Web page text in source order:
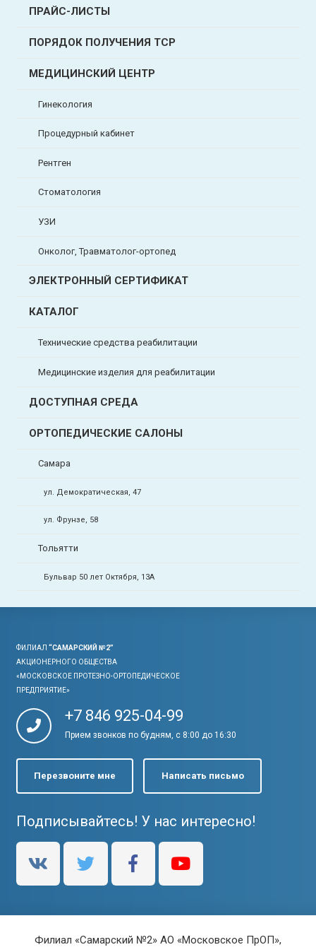
ПРАЙС-ЛИСТЫ
ПОРЯДОК ПОЛУЧЕНИЯ ТСР
МЕДИЦИНСКИЙ ЦЕНТР
Гинекология
Процедурный кабинет
Рентген
Стоматология
УЗИ
Онколог, Травматолог-ортопед
ЭЛЕКТРОННЫЙ СЕРТИФИКАТ
КАТАЛОГ
Технические средства реабилитации
Медицинские изделия для реабилитации
ДОСТУПНАЯ СРЕДА
ОРТОПЕДИЧЕСКИЕ САЛОНЫ
Самара
ул. Демократическая, 47
ул. Фрунзе, 58
Тольятти
Бульвар 50 лет Октября, 13А
ФИЛИАЛ
“САМАРСКИЙ №2”
АКЦИОНЕРНОГО ОБЩЕСТВА
«МОСКОВСКОЕ ПРОТЕЗНО-ОРТОПЕДИЧЕСКОЕ
ПРЕДПРИЯТИЕ»
+7 846 925-04-99
Прием звонков по будням, с 8:00 до 16:30
Перезвоните мне Написать письмо
Подписывайтесь! У нас интересно!
Филиал «Самарский №2» АО «Московское ПрОП»,